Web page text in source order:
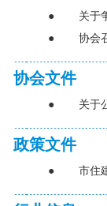
关于
●
协会
●
协会文件
关于
●
政策文件
市住
●